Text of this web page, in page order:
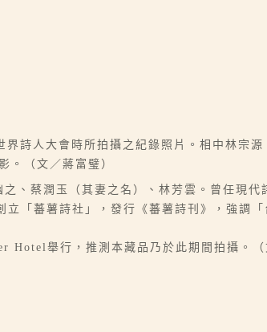
詩人大會時所拍攝之紀錄照片。相中林宗
。（文／蔣富璧）
、蔡潤玉（其妻之名）、林芳雲。曾任現代
「蕃薯詩社」，發行《蕃薯詩刊》，強調
Hotel舉行，推測本藏品乃於此期間拍攝。